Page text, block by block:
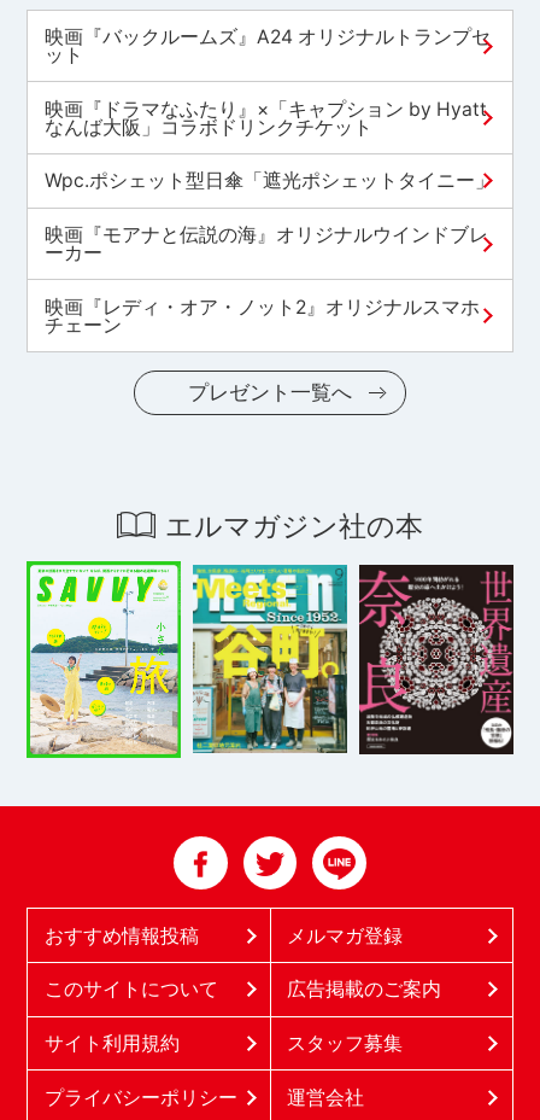
映画『バックルームズ』A24 オリジナルトランプセ
ット
映画『ドラマなふたり』×「キャプション by Hyatt
なんば大阪」コラボドリンクチケット
Wpc.ポシェット型日傘「遮光ポシェットタイニー」
映画『モアナと伝説の海』オリジナルウインドブレ
ーカー
映画『レディ・オア・ノット2』オリジナルスマホ
チェーン
プレゼント一覧へ
エルマガジン社の本
おすすめ情報投稿 メルマガ登録
このサイトについて 広告掲載のご案内
サイト利用規約 スタッフ募集
プライバシーポリシー 運営会社